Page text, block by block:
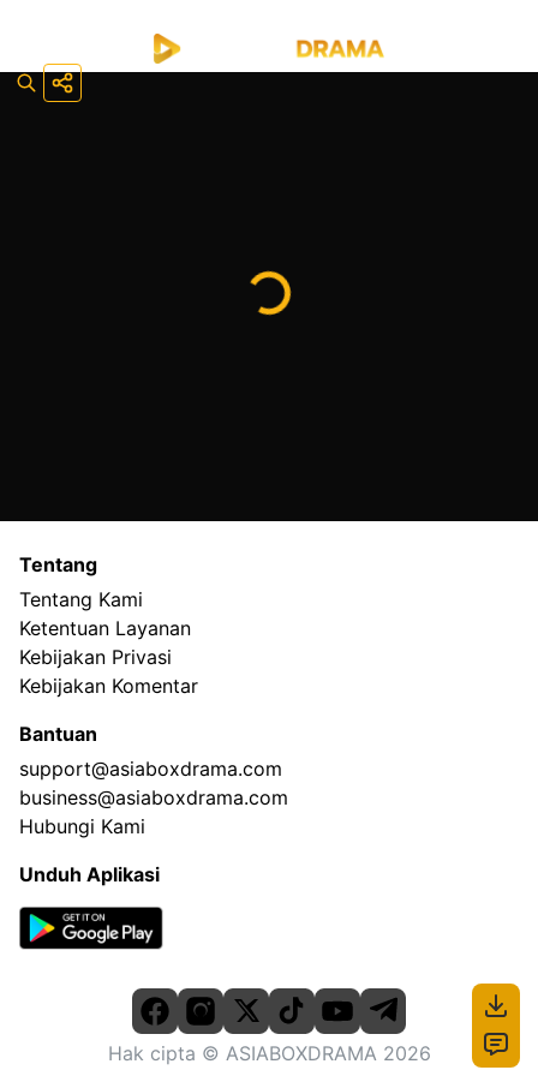
Tentang
Tentang Kami
Ketentuan Layanan
Kebijakan Privasi
Kebijakan Komentar
Bantuan
support@asiaboxdrama.com
business@asiaboxdrama.com
Hubungi Kami
Unduh Aplikasi
Hak cipta © ASIABOXDRAMA 2026